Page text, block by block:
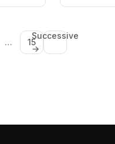
… 15
Successive
→